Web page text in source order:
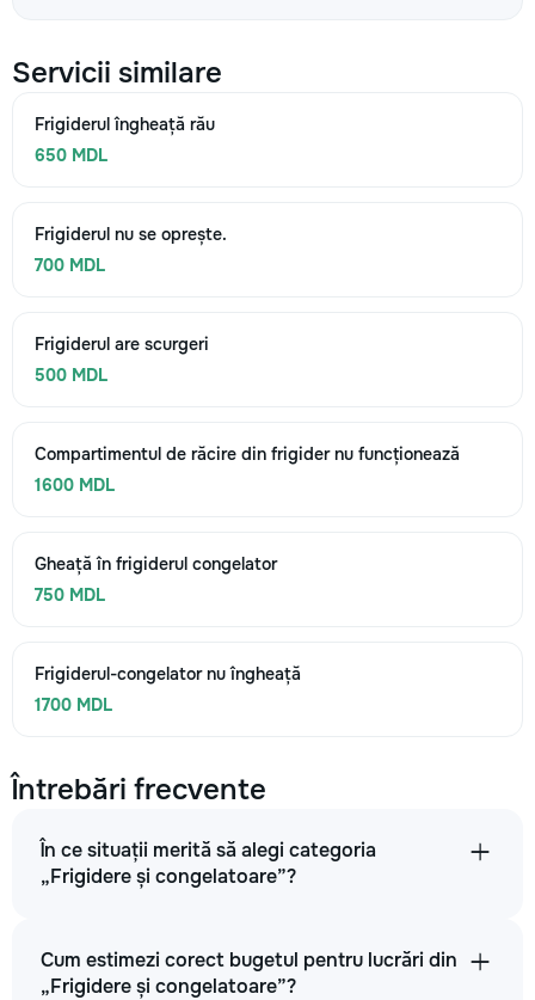
Servicii similare
Frigiderul îngheață rău
650 MDL
Frigiderul nu se oprește.
700 MDL
Frigiderul are scurgeri
500 MDL
Compartimentul de răcire din frigider nu funcționează
1600 MDL
Gheață în frigiderul congelator
750 MDL
Frigiderul-congelator nu îngheață
1700 MDL
Întrebări frecvente
În ce situații merită să alegi categoria
„Frigidere și congelatoare”?
Cum estimezi corect bugetul pentru lucrări din
„Frigidere și congelatoare”?